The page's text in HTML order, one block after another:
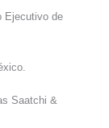
Ejecutivo de
Saatchi &